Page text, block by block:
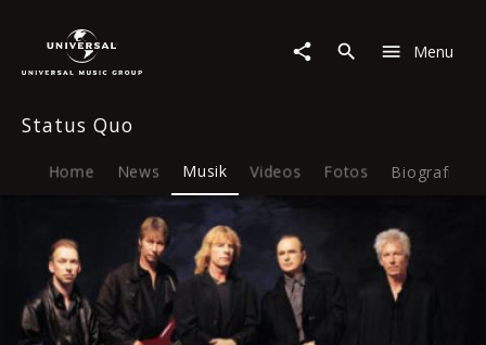
Musik
Anniversary
Menu
Status Quo
Home News Musik Videos Fotos Biografie